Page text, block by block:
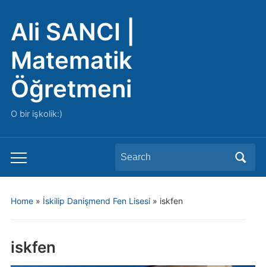
Ali SANCI |
Matematik
Öğretmeni
O bir işkolik:)
Toggle
mobile
Search
for:
Home» İskilip Danişmend Fen Lisesi» iskfen
iskfen